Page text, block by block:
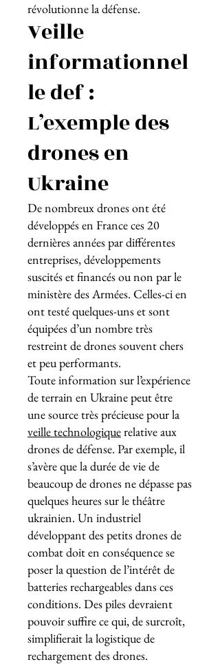
révolutionne la défense.
Veille
informationnel
le def :
L’exemple des
drones en
Ukraine
De nombreux drones ont été
développés en France ces 20
dernières années par différentes
entreprises, développements
suscités et financés ou non par le
ministère des Armées. Celles-ci en
ont testé quelques-uns et sont
équipées d’un nombre très
restreint de drones souvent chers
et peu performants.
Toute information sur l’expérience
de terrain en Ukraine peut être
une source très précieuse pour la
veille technologiquerelative aux
drones de défense. Par exemple, il
s’avère que la durée de vie de
beaucoup de drones ne dépasse pas
quelques heures sur le théâtre
ukrainien. Un industriel
développant des petits drones de
combat doit en conséquence se
poser la question de l’intérêt de
batteries rechargeables dans ces
conditions. Des piles devraient
pouvoir suffire ce qui, de surcroît,
simplifierait la logistique de
rechargement des drones.